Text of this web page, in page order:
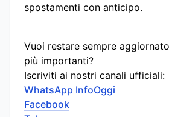
spostamenti con anticipo.
Vuoi restare sempre
più importanti?
Iscriviti ai nostri canali ufficiali:
WhatsApp InfoOggi
Facebook